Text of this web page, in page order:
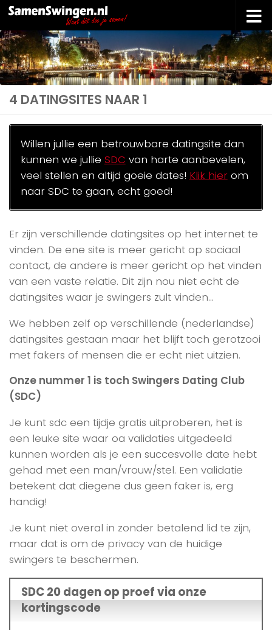
Doorgaan naar inhoud
4 DATINGSITES NAAR 1
Willen jullie een betrouwbare datingsite dan
kunnen we jullie SDC van harte aanbevelen,
veel stellen en altijd goeie dates! Klik hierom
naar SDC te gaan, echt goed!
Er zijn verschillende datingsites op het internet te
vinden. De ene site is meer gericht op sociaal
contact, de andere is meer gericht op het vinden
van een vaste relatie. Dit zijn nou niet echt de
datingsites waar je swingers zult vinden…
We hebben zelf op verschillende (nederlandse)
datingsites gestaan maar het blijft toch gerotzooi
met fakers of mensen die er echt niet uitzien.
Onze nummer 1 is toch Swingers Dating Club
(SDC)
Je kunt sdc een tijdje gratis uitproberen, het is
een leuke site waar oa validaties uitgedeeld
kunnen worden als je een succesvolle date hebt
gehad met een man/vrouw/stel. Een validatie
betekent dat diegene dus geen faker is, erg
handig!
Je kunt niet overal in zonder betalend lid te zijn,
maar dat is om de privacy van de huidige
swingers te beschermen.
SDC 20 dagen op proef via onze
kortingscode